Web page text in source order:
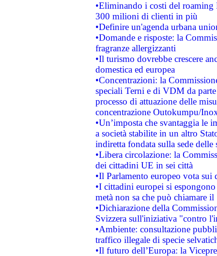
•Eliminando i costi del roaming
300 milioni di clienti in più
•Definire un'agenda urbana
•Domande e risposte: la
fragranze allergizzanti
•Il turismo dovrebbe crescere
domestica ed europea
•Concentrazioni: la
speciali Terni e di VDM da
processo di attuazione delle
concentrazione Outokumpu/
•Un’imposta che svantaggia le
a società stabilite in un altro
indiretta fondata sulla sede delle
•Libera circolazione: la
dei cittadini UE in sei città
•Il Parlamento europeo vota sui
•I cittadini europei si
metà non sa che può chiamare
•Dichiarazione della
Svizzera sull'iniziativa "contro
•Ambiente: consultazione
traffico illegale di specie
•Il futuro dell’Europa: la